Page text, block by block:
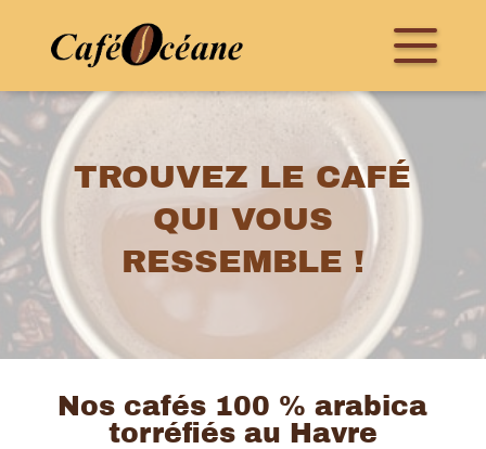
TROUVEZ LE CAFÉ
QUI VOUS
RESSEMBLE !
Nos cafés 100 % arabica
torréfiés au Havre